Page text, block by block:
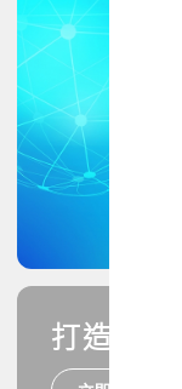
打造您的